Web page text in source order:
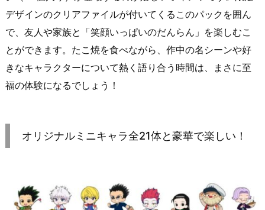
デザインのクリアファイルが付いてくるこのパックを囲ん
で、友人や家族と「笑顔いっぱいのだんらん」を楽しむこ
とができます。たこ焼を食べながら、作中の名シーンや好
きなキャラクターについて熱く語り合う時間は、まさに至
福の体験になるでしょう！
オリジナルミニキャラ全21体と豪華で楽しい！